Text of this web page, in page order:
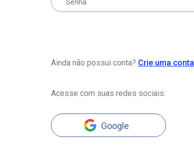
Ainda não possui conta? Crie uma conta
Acesse com suas redes sociais:
Google